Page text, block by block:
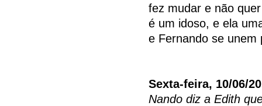
fez mudar e não
é um idoso, e ela
e Fernando se unem
Sexta-feira, 10/06/
Nando diz a Edith